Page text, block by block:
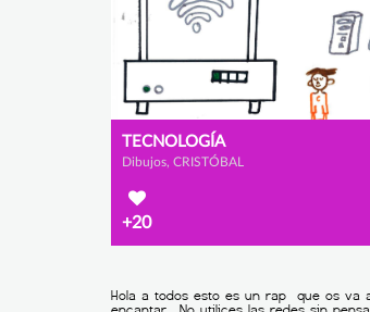
TECNOLOGÍA
Dibujos, CRISTÓBAL
+20